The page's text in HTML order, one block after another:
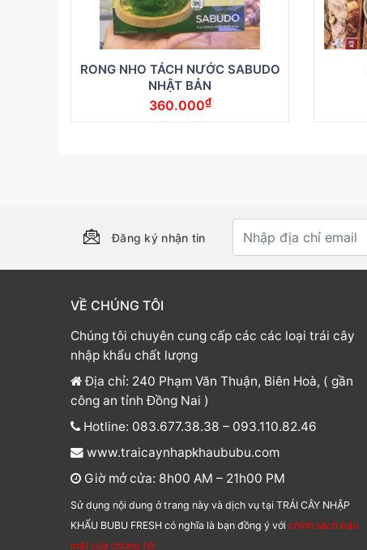
RONG NHO TÁCH NƯỚC SABUDO
NHẬT BẢN
360.000₫
Đăng ký nhận tin
VỀ CHÚNG TÔI
Chúng tôi chuyên cung cấp các các loại trái cây
nhập khẩu chất lượng
Địa chỉ: 240 Phạm Văn Thuận, Biên Hoà, ( gần
công an tỉnh Đồng Nai )
Hotline: 083.677.38.38 – 093.110.82.46
www.traicaynhapkhaububu.com
Giờ mở cửa: 8h00 AM – 21h00 PM
Sử dụng nội dung ở trang này và dịch vụ tại TRÁI CÂY NHẬP
KHẨU BUBU FRESH có nghĩa là bạn đồng ý với chính sách bảo
mật của chúng tôi